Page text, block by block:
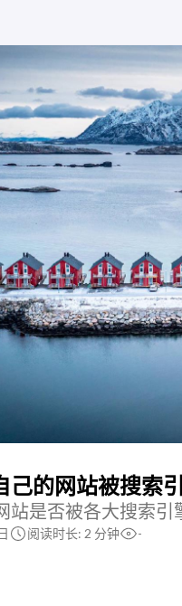
己的网站被搜索
站是否被各大搜索
阅读时长: 2 分钟
-